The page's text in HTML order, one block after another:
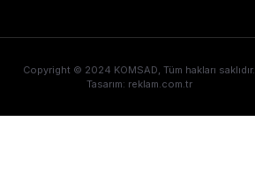
Copyright © 2024 KOMSAD, Tüm hakları saklıdır.
Tasarım: reklam.com.tr